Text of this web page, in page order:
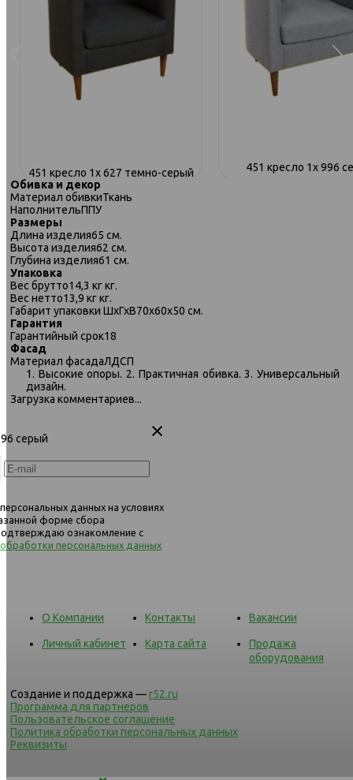
451 кресло 1х 627 темно-серый 451 кресло 1х 996
451 кресло 1х 996 серый
Обивка и декор
Материал обивкиТкань
НаполнительППУ
Размеры
Длина изделия65 см.
Высота изделия62 см.
Глубина изделия61 см.
Упаковка
Вес брутто14,3 кг кг.
Вес нетто13,9 кг кг.
Габарит упаковки ШхГхВ70х60х50 см.
Гарантия
Гарантийный срок18
Фасад
Материал фасадаЛДСП
1. Высокие опоры. 2. Практичная обивка. 3. Универсальный
дизайн.
Загрузка комментариев...
серый
данных на условиях
форме сбора
ознакомление с
персональных данных
О Компании Контакты Вакансии
Личный кабинет Карта сайта
Продажа
оборудования
Создание и поддержка —r52.ru
Программа для партнеров
Пользовательское соглашение
Политика обработки персональных данных
Реквизиты